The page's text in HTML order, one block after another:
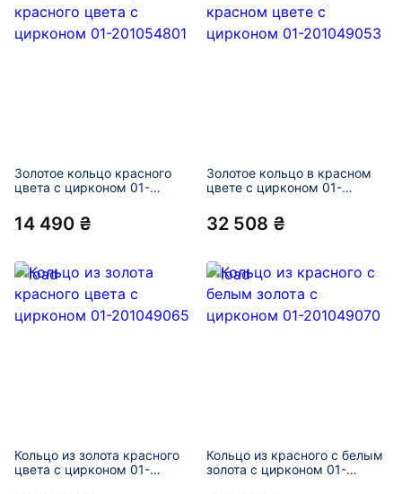
Золотое кольцо красного
цвета с цирконом 01-
14 490 ₴
Золотое кольцо в красном
цвете с цирконом 01-
32 508 ₴
Кольцо из золота красного
цвета с цирконом 01-
Кольцо из красного с белым
золота с цирконом 01-